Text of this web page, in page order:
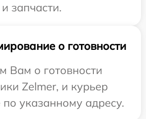
запчасти.
о готовности
Вам о готовности
Zelmer, и курьер
по указанному адресу.